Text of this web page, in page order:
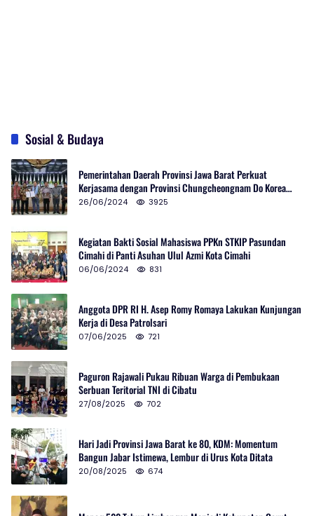
Sosial & Budaya
Pemerintahan Daerah Provinsi Jawa Barat Perkuat
Kerjasama dengan Provinsi Chungcheongnam Do Korea
Selatan
26/06/2024 3925
Kegiatan Bakti Sosial Mahasiswa PPKn STKIP Pasundan
Cimahi di Panti Asuhan Ulul Azmi Kota Cimahi
06/06/2024 831
Anggota DPR RI H. Asep Romy Romaya Lakukan Kunjungan
Kerja di Desa Patrolsari
07/06/2025 721
Paguron Rajawali Pukau Ribuan Warga di Pembukaan
Serbuan Teritorial TNI di Cibatu
27/08/2025 702
Hari Jadi Provinsi Jawa Barat ke 80, KDM: Momentum
Bangun Jabar Istimewa, Lembur di Urus Kota Ditata
20/08/2025 674